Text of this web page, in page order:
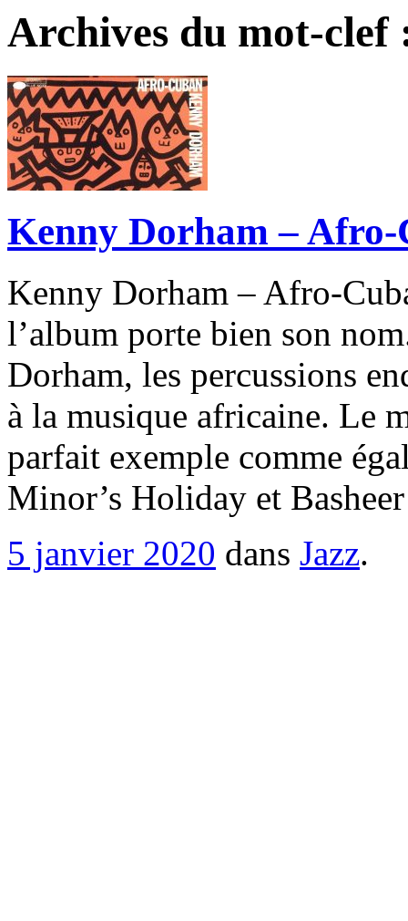
Archives du mot-
Kenny Dorham – Afro-
Kenny Dorham – Afro-
l’album porte bien son
Dorham, les percussions
à la musique africaine. Le
parfait exemple comme
Minor’s Holiday et
5 janvier 2020 dans Jazz.